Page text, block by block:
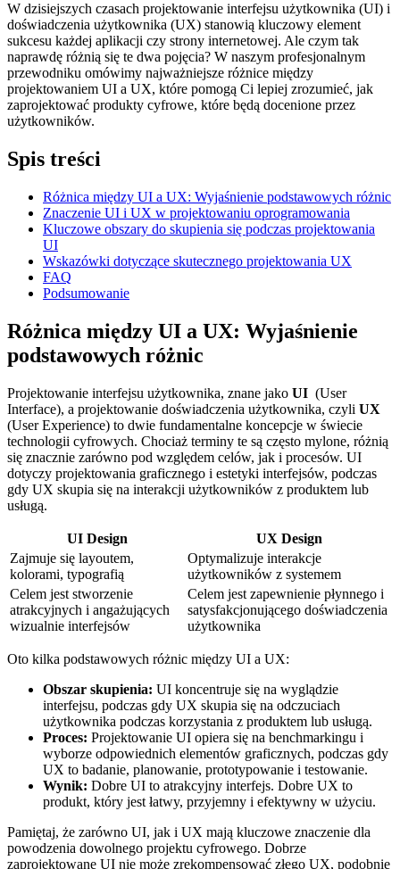
W dzisiejszych czasach projektowanie interfejsu użytkownika (UI) i
doświadczenia użytkownika (UX) stanowią​ kluczowy element
sukcesu ‍każdej aplikacji czy strony internetowej.⁢ Ale czym ⁤tak
naprawdę różnią się ‍te dwa pojęcia? ⁣W naszym profesjonalnym
przewodniku omówimy najważniejsze różnice między
projektowaniem UI a UX, które​ pomogą Ci lepiej zrozumieć, ‍jak
zaprojektować produkty cyfrowe, które będą docenione przez
użytkowników.
Spis treści
Różnica‌ między UI a UX: Wyjaśnienie podstawowych różnic
Znaczenie UI i UX w projektowaniu ​oprogramowania
Kluczowe‌ obszary do ‌skupienia się⁢ podczas projektowania
UI
Wskazówki dotyczące skutecznego projektowania ​UX
FAQ
Podsumowanie
Różnica⁢ między UI a UX: Wyjaśnienie
podstawowych różnic
Projektowanie interfejsu‍ użytkownika, znane jako UI ​ (User
Interface), a projektowanie doświadczenia użytkownika,‍ czyli UX
(User Experience)‌ to ‌dwie fundamentalne ‍koncepcje w świecie
technologii cyfrowych. Chociaż terminy te są często mylone, różnią​
się​ znacznie zarówno pod względem celów, jak i procesów. UI
dotyczy projektowania graficznego i estetyki interfejsów,⁣ podczas
gdy UX skupia się na interakcji użytkowników z produktem ‌lub‍
usługą.
UI Design
UX Design
Zajmuje się layoutem,
kolorami, typografią
Optymalizuje ‌interakcje
użytkowników ‍z systemem
Celem ‌jest stworzenie
atrakcyjnych i angażujących
wizualnie ⁢interfejsów
Celem jest zapewnienie płynnego⁣ i
satysfakcjonującego doświadczenia
użytkownika
Oto kilka podstawowych różnic między UI a UX:
Obszar skupienia: UI⁤ koncentruje się na wyglądzie
interfejsu, podczas ⁤gdy UX skupia się na odczuciach
użytkownika podczas korzystania z produktem lub usługą.
Proces: Projektowanie UI opiera się⁤ na benchmarkingu i
wyborze ⁢odpowiednich elementów graficznych, podczas gdy
UX ‍to badanie, planowanie, prototypowanie i testowanie.
Wynik: Dobre UI to atrakcyjny interfejs. Dobre UX to‍
produkt, który jest łatwy, przyjemny i efektywny w ⁣użyciu.
Pamiętaj, ⁣że⁤ zarówno UI, jak‍ i⁢ UX mają kluczowe znaczenie dla
powodzenia dowolnego ⁣projektu⁤ cyfrowego. Dobrze
zaprojektowane UI nie może zrekompensować złego UX, podobnie